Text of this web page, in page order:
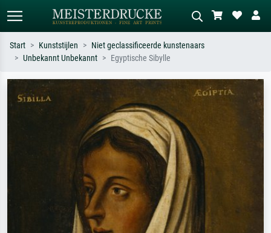
Zoek op kunstenaar, titel of stijl – bijv.
Monet, Sterrennacht, impressionisme,
Hokusai-golf, naakt.
Beschrijf de scène – bijv. groene
weide, abstract met veel rood, donker
olieverfschilderij, staand naakt naast
een boom.
Start Kunststijlen
Niet geclassificeerde kunstenaars
Unbekannt Unbekannt
Egyptische Sibylle